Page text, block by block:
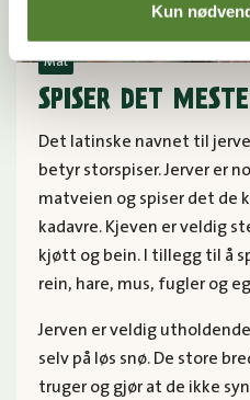
Kun
Mat
SPISER DET MESTE
Det latinske navnet til
betyr storspiser. Jerver er
matveien og spiser det de
kadavre. Kjeven er veldig
kjøtt og bein. I tillegg til å
rein, hare, mus, fugler og
Jerven er veldig
selv på løs snø. De store
truger og gjør at de ikke